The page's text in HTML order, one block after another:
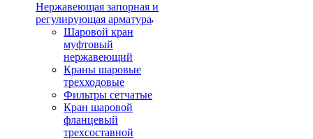
Нержавеющая запорная и
регулирующая арматура
Шаровой кран
муфтовый
нержавеющий
Краны шаровые
трехходовые
Фильтры сетчатые
Кран шаровой
фланцевый
трехсоставной